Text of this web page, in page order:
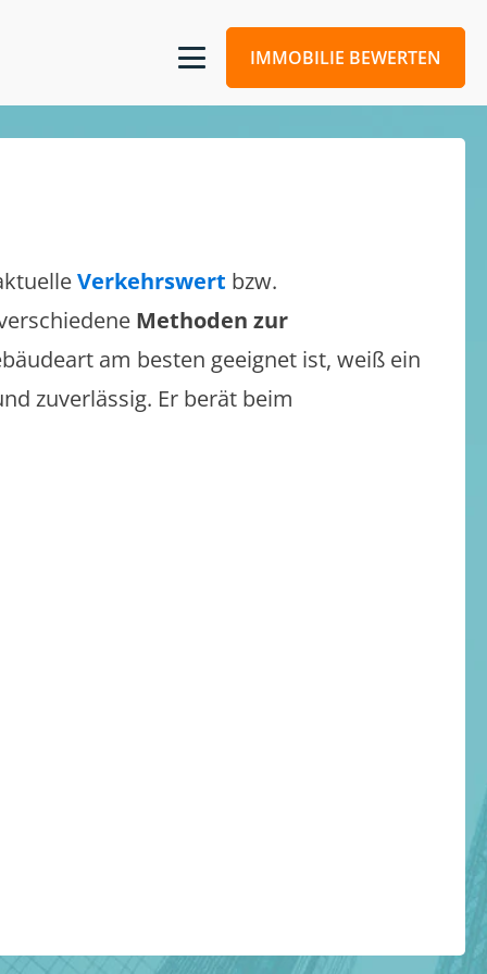
IMMOBILIE BEWERTEN
Verkehrswert bzw.
Methoden zur
am besten geeignet ist, weiß ein
zuverlässig. Er berät beim